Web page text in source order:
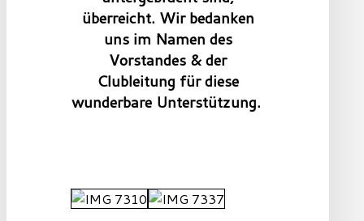
überreicht. Wir bedanken
uns im Namen des
Vorstandes & der
Clubleitung für diese
wunderbare Unterstützung.